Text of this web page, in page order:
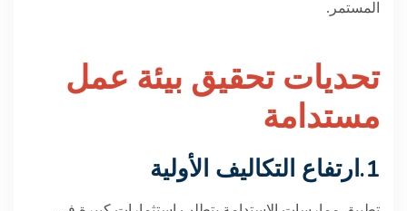
المستمر .
تحديات تحقيق بيئة عمل
مستدامة
.1 ارتفاع التكاليف الأولية